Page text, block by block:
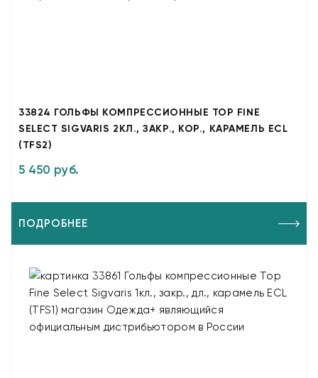
33824 ГОЛЬФЫ КОМПРЕССИОННЫЕ TOP FINE
SELECT SIGVARIS 2КЛ., ЗАКР., КОР., КАРАМЕЛЬ ECL
(TFS2)
5 450 руб.
ПОДРОБНЕЕ